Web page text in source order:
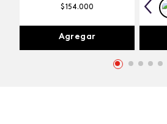
$154.000
Agregar